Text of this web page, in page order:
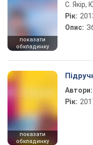
показати
обкладинку
С. Якір,
Рік:
Опис:
показати
обкладинку
Автори:
Рік: